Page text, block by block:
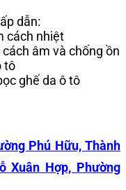
dẫn:
cách nhiệt
cách âm và chống ồn
tô
ghế da ô tô
Phú Hữu, Thành
Xuân Hợp, Phường